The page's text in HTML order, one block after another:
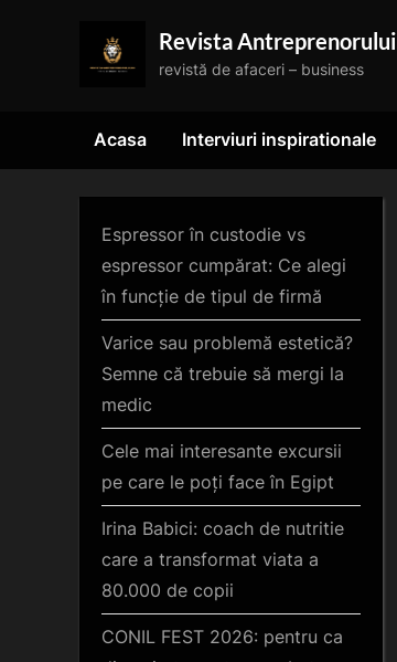
Revista Antreprenorului
revistă de afaceri – business
Acasa Interviuri inspirationale
Espressor în custodie vs
espressor cumpărat: Ce alegi
în funcție de tipul de firmă
Varice sau problemă estetică?
Semne că trebuie să mergi la
medic
Cele mai interesante excursii
pe care le poți face în Egipt
Irina Babici: coach de nutritie
care a transformat viata a
80.000 de copii
CONIL FEST 2026: pentru ca